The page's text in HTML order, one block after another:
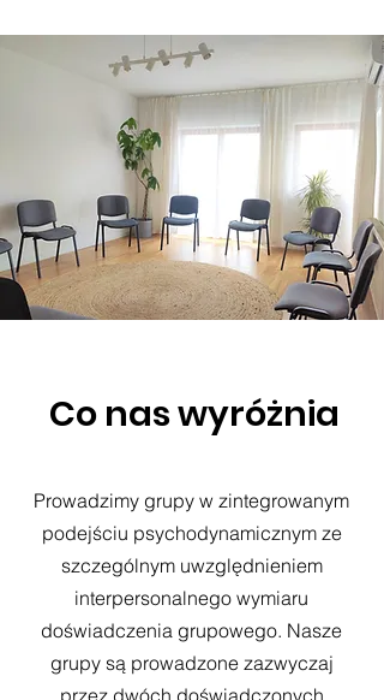
Co nas wyróżnia
Prowadzimy grupy w zintegrowanym
podejściu psychodynamicznym ze
szczególnym uwzględnieniem
interpersonalnego wymiaru
doświadczenia grupowego. Nasze
grupy są prowadzone zazwyczaj
przez dwóch doświadczonych